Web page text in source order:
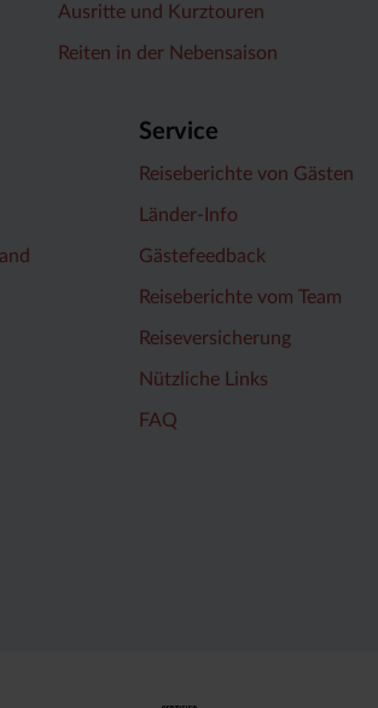
Ausritte und Kurztouren
Reiten in der Nebensaison
Service
Reiseberichte von Gästen
Länder-Info
Gästefeedback
Reiseberichte vom Team
Reiseversicherung
Nützliche Links
FAQ